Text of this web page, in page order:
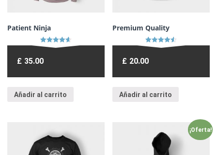
Patient Ninja
Valorado en
de 5
£ 35.00
Añadir al carrito
Premium Quality
Valorado en
de 5
£ 20.00
Añadir al carrito
¡Oferta!